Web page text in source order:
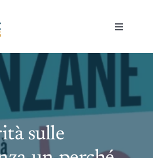
Toggle
sulle